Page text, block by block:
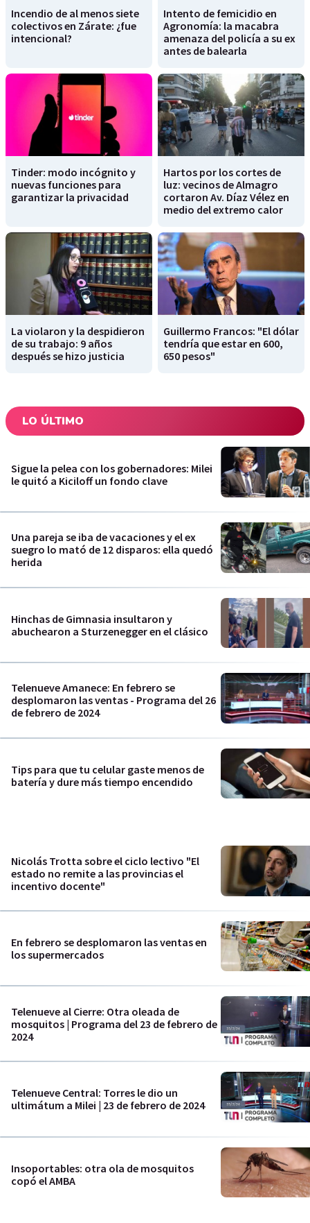
Incendio de al menos siete
colectivos en Zárate: ¿fue
intencional?
Intento de femicidio en
Agronomía: la macabra
amenaza del policía a su ex
antes de balearla
Tinder: modo incógnito y
nuevas funciones para
garantizar la privacidad
Hartos por los cortes de
luz: vecinos de Almagro
cortaron Av. Díaz Vélez en
medio del extremo calor
La violaron y la despidieron
de su trabajo: 9 años
después se hizo justicia
Guillermo Francos: "El dólar
tendría que estar en 600,
650 pesos"
LO ÚLTIMO
Sigue la pelea con los gobernadores: Milei
le quitó a Kiciloff un fondo clave
Una pareja se iba de vacaciones y el ex
suegro lo mató de 12 disparos: ella quedó
herida
Hinchas de Gimnasia insultaron y
abuchearon a Sturzenegger en el clásico
Telenueve Amanece: En febrero se
desplomaron las ventas - Programa del 26
de febrero de 2024
Tips para que tu celular gaste menos de
batería y dure más tiempo encendido
Nicolás Trotta sobre el ciclo lectivo "El
estado no remite a las provincias el
incentivo docente"
En febrero se desplomaron las ventas en
los supermercados
Telenueve al Cierre: Otra oleada de
mosquitos | Programa del 23 de febrero de
2024
Telenueve Central: Torres le dio un
ultimátum a Milei | 23 de febrero de 2024
Insoportables: otra ola de mosquitos
copó el AMBA